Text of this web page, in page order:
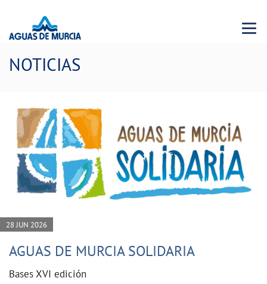
Menu
NOTICIAS
28 JUN 2026
AGUAS DE MURCIA SOLIDARIA
Bases XVI edición